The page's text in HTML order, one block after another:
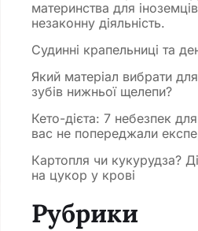
материнства для
незаконну діяльність.
Судинні крапельниці та
Який матеріал вибрати
зубів нижньої щелепи?
Кето-дієта: 7 небезпек
вас не попереджали
Картопля чи кукурудза?
на цукор у крові
Рубрики